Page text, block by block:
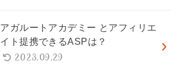
アガルートアカデミー とアフィリエ
イト提携できるASPは？
2023.09.29